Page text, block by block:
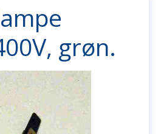
grøn.